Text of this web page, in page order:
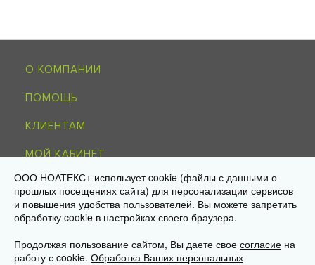
О КОМПАНИИ
ПОМОЩЬ
КЛИЕНТАМ
МОЙ КАБИНЕТ
КОНТАКТЫ
8-495-215-51-34
ООО НОАТЕКС+ использует cookie (файлы с данными о
прошлых посещениях сайта) для персонализации сервисов
и повышения удобства пользователей. Вы можете запретить
обработку cookie в настройках своего браузера.
Продолжая пользование сайтом, Вы даете свое согласие на
работу с cookie. Обработка Ваших персональных